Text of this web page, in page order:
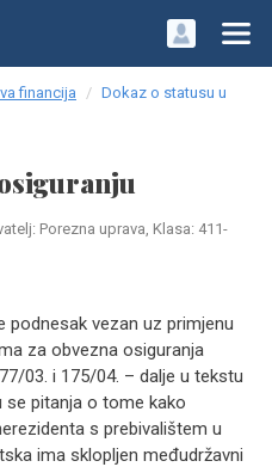
financija
Dokaz o statusu u
Porezna uprava, Klasa: 411-
podnesak vezan uz primjenu
za obvezna osiguranja
03. i 175/04. – dalje u tekstu
se pitanja o tome kako
s prebivalištem u
ima sklopljen međudržavni